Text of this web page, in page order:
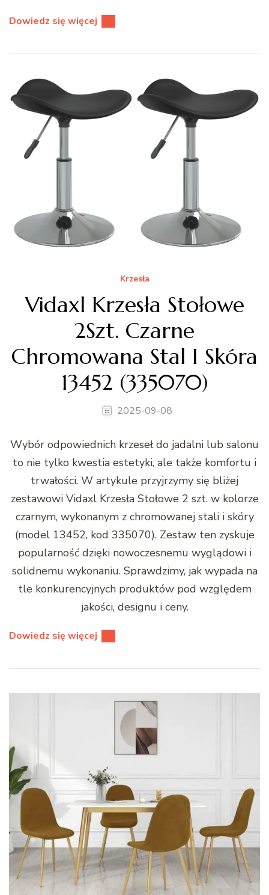
Dowiedz się więcej
Krzesła
Vidaxl Krzesła Stołowe
2Szt. Czarne
Chromowana Stal I Skóra
13452 (335070)
2025-09-08
Wybór odpowiednich krzeseł do jadalni lub salonu
to nie tylko kwestia estetyki, ale także komfortu i
trwałości. W artykule przyjrzymy się bliżej
zestawowi Vidaxl Krzesła Stołowe 2 szt. w kolorze
czarnym, wykonanym z chromowanej stali i skóry
(model 13452, kod 335070). Zestaw ten zyskuje
popularność dzięki nowoczesnemu wyglądowi i
solidnemu wykonaniu. Sprawdzimy, jak wypada na
tle konkurencyjnych produktów pod względem
jakości, designu i ceny.
Dowiedz się więcej